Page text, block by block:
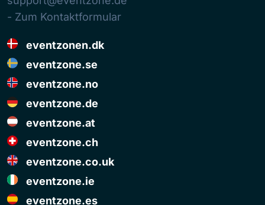
- Zum Kontaktformular
eventzonen.dk
eventzone.se
eventzone.no
eventzone.de
eventzone.at
eventzone.ch
eventzone.co.uk
eventzone.ie
eventzone.es